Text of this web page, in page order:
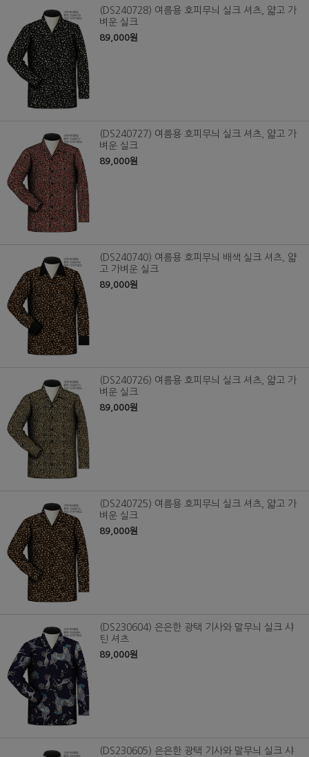
(DS240728) 여름용 호피무늬 실크 셔츠, 얇고 가
벼운 실크
89,000원
(DS240727) 여름용 호피무늬 실크 셔츠, 얇고 가
벼운 실크
89,000원
(DS240740) 여름용 호피무늬 배색 실크 셔츠, 얇
고 가벼운 실크
89,000원
(DS240726) 여름용 호피무늬 실크 셔츠, 얇고 가
벼운 실크
89,000원
(DS240725) 여름용 호피무늬 실크 셔츠, 얇고 가
벼운 실크
89,000원
(DS230604) 은은한 광택 기사와 말무늬 실크 샤
틴 셔츠
89,000원
(DS230605) 은은한 광택 기사와 말무늬 실크 샤